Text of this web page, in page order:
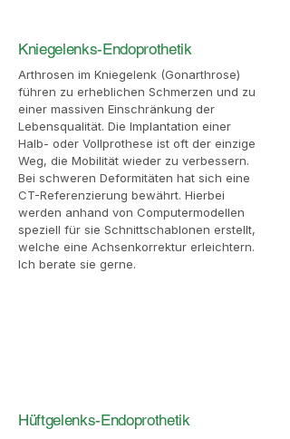
Kniegelenks-Endoprothetik
Arthrosen im Kniegelenk (Gonarthrose)
führen zu erheblichen Schmerzen und zu
einer massiven Einschränkung der
Lebensqualität. Die Implantation einer
Halb- oder Vollprothese ist oft der einzige
Weg, die Mobilität wieder zu verbessern.
Bei schweren Deformitäten hat sich eine
CT-Referenzierung bewährt. Hierbei
werden anhand von Computermodellen
speziell für sie Schnittschablonen erstellt,
welche eine Achsenkorrektur erleichtern.
Ich berate sie gerne.
Hüftgelenks-Endoprothetik